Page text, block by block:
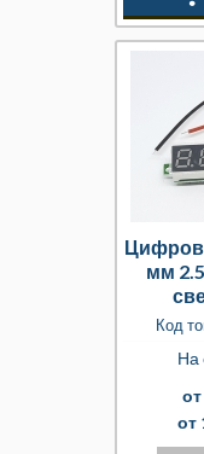
мм
Код
На
от